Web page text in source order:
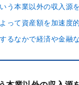
う本業以外の収入源
って資産額を加速度
るなかで経済や金融